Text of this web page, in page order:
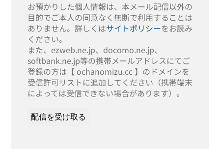
お預かりした個人情報は、本メール配信以外の
目的でご本人の同意なく無断で利用することは
ありません。詳しくはサイトポリシーをお読み
ください。
また、ezweb.ne.jp、docomo.ne.jp、
softbank.ne.jp等の携帯メールアドレスにてご
登録の方は【 ochanomizu.cc 】のドメインを
受信許可リストに追加してください（携帯端末
によっては受信できない場合があります）。